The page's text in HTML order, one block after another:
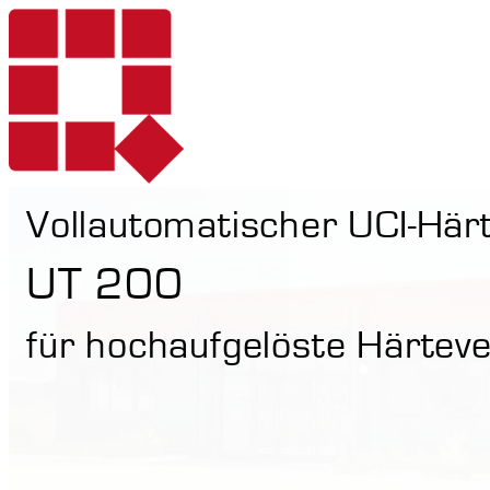
Vollautomatischer UCI-
UT 200
für hochaufgelöste
Produkte
Dienstleistungen